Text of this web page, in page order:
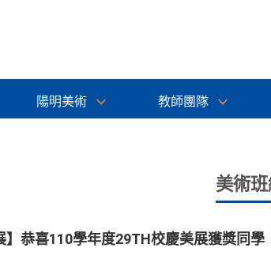
陽明美術 教師團隊
美術
】恭喜110學年度29TH校慶美展獲獎同學